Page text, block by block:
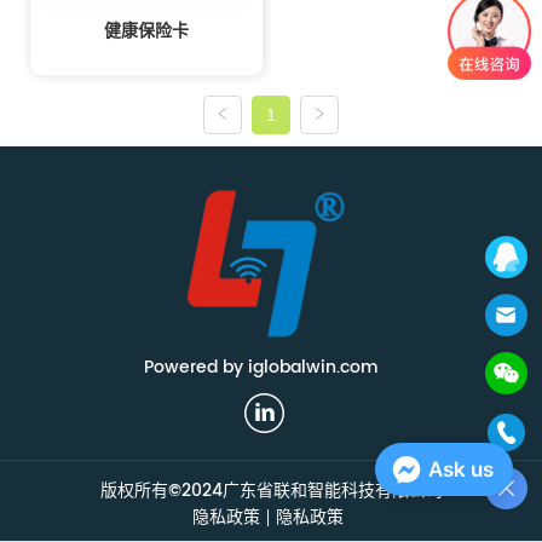
健康保险卡
1
Powered by iglobalwin.com
版权所有©2024广东省联和智能科技有限公司
隐私政策
隐私政策
Ask us